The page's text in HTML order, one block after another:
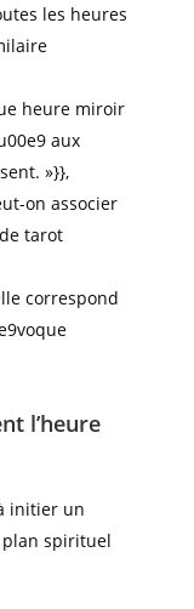
les heures
heure miroir
aux
»}},
on associer
tarot
correspond
l’heure
initier un
plan spirituel